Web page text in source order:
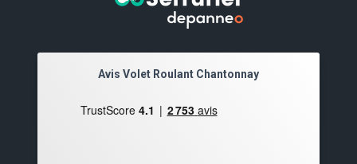
Avis Volet Roulant Chantonnay